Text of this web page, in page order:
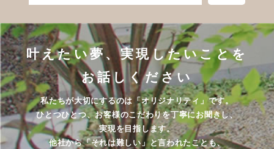
叶えたい夢、実現したいことを
お話しください
私たちが大切にするのは「オリジナリティ」です。
ひとつひとつ、お客様のこだわりを丁寧にお聞きし、
実現を目指します。
他社から「それは難しい」と言われたことも、